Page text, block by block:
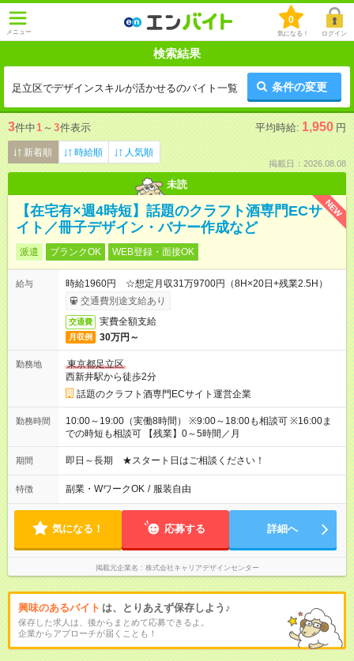
メニュー
0
気になる！ ログイン
検索結果
足立区でデザインスキルが活かせるのバイト一覧 条件の変更
3件中1 ～ 3件表示 平均時給: 1,950 円
新着順 時給順 人気順
掲載日：2026.08.08
未読
NEW
【在宅有×週4時短】話題のクラフト酒専門ECサ
イト／冊子デザイン・バナー作成など
派遣 ブランクOK WEB登録・面接OK
給与
時給1960円 ☆想定月収31万9700円（8H×20日+残業2.5H）
交通費別途支給あり
交通費 実費全額支給
月収例 30万円～
勤務地
東京都足立区
西新井駅から徒歩2分
話題のクラフト酒専門ECサイト運営企業
勤務時間
10:00～19:00（実働8時間） ※9:00～18:00も相談可 ※16:00ま
での時短も相談可 【残業】0～5時間／月
期間 即日～長期 ★スタート日はご相談ください！
特徴 副業・WワークOK / 服装自由
気になる！ 応募する 詳細へ
掲載元企業名 株式会社キャリアデザインセンター
興味のあるバイト は、とりあえず保存しよう♪
保存した求人は、後からまとめて応募できるよ。
企業からアプローチが届くことも！